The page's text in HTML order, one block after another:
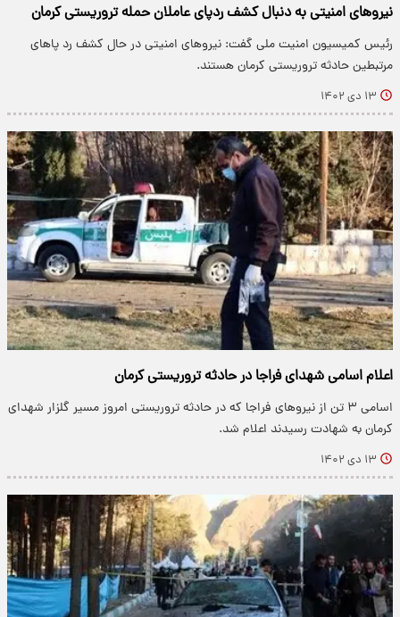
نیروهای امنیتی به دنبال کشف ردپای عاملان حمله تروریستی کرمان
رئیس کمیسیون امنیت ملی گفت: نیروهای امنیتی در حال کشف رد پاهای
مرتبطین حادثه تروریستی کرمان هستند.
۱۳ دی ۱۴۰۲
اعلام اسامی شهدای فراجا در حادثه تروریستی کرمان
اسامی ۳ تن از نیروهای فراجا که در حادثه تروریستی امروز مسیر گلزار شهدای
کرمان به شهادت رسیدند اعلام شد.
۱۳ دی ۱۴۰۲